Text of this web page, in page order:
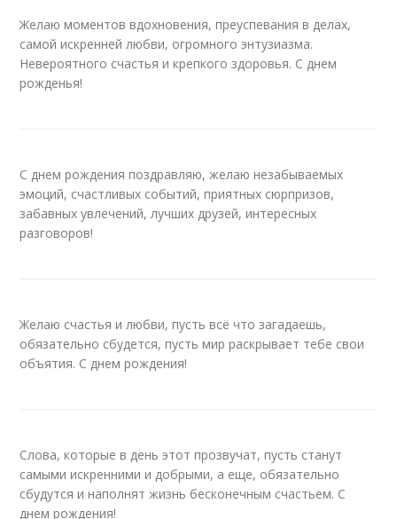
Желаю моментов вдохновения, преуспевания в делах,
самой искренней любви, огромного энтузиазма.
Невероятного счастья и крепкого здоровья. С днем
рожденья!
С днем рождения поздравляю, желаю незабываемых
эмоций, счастливых событий, приятных сюрпризов,
забавных увлечений, лучших друзей, интересных
разговоров!
Желаю счастья и любви, пусть всё что загадаешь,
обязательно сбудется, пусть мир раскрывает тебе свои
объятия. С днем рождения!
Слова, которые в день этот прозвучат, пусть станут
самыми искренними и добрыми, а еще, обязательно
сбудутся и наполнят жизнь бесконечным счастьем. С
днем рождения!